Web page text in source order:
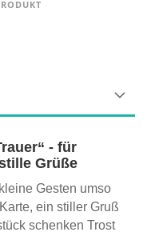
- für
Grüße
Gesten umso
ein stiller Gruß
schenken Trost